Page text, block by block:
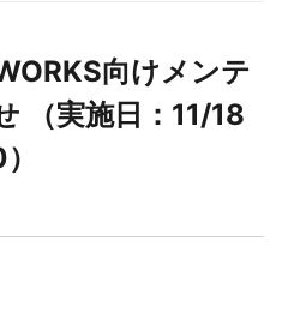
向けメンテ
（実施日：11/18